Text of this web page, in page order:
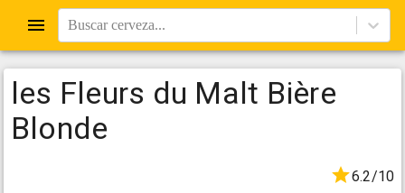
Buscar cerveza...
les Fleurs du Malt Bière
Blonde
6.2/10